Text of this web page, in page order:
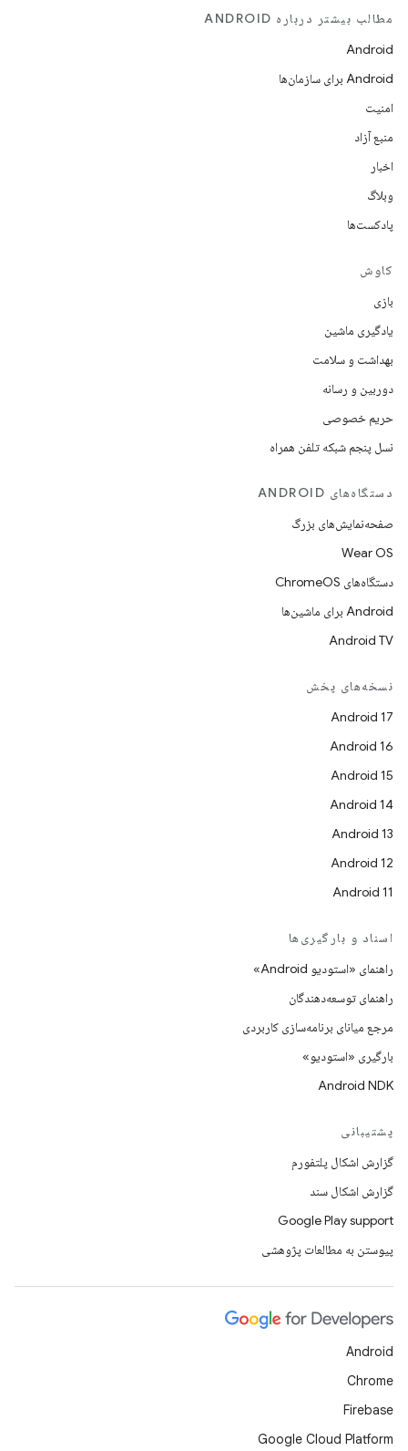
مطالب بیشتر درباره ANDROID
Android
Android برای سازمان‌ها
امنیت
منبع آزاد
اخبار
وبلاگ
پادکست‌ها
کاوش
بازی
یادگیری ماشین
بهداشت و سلامت
دوربین و رسانه
حریم خصوصی
نسل پنجم شبکه تلفن همراه
دستگاه‌های ANDROID
صفحه‌نمایش‌های بزرگ
Wear OS
دستگاه‌های ChromeOS
Android برای ماشین‌ها
Android TV
نسخه‌های پخش
Android 17
Android 16
Android 15
Android 14
Android 13
Android 12
Android 11
اسناد و بارگیری‌ها
راهنمای «استودیو Android»
راهنمای توسعه‌دهندگان
مرجع میانای برنامه‌سازی کاربردی
بارگیری «استودیو»
Android NDK
پشتیبانی
گزارش اشکال پلتفورم
گزارش اشکال سند
Google Play support
پیوستن به مطالعات پژوهشی
Android
Chrome
Firebase
Google Cloud Platform